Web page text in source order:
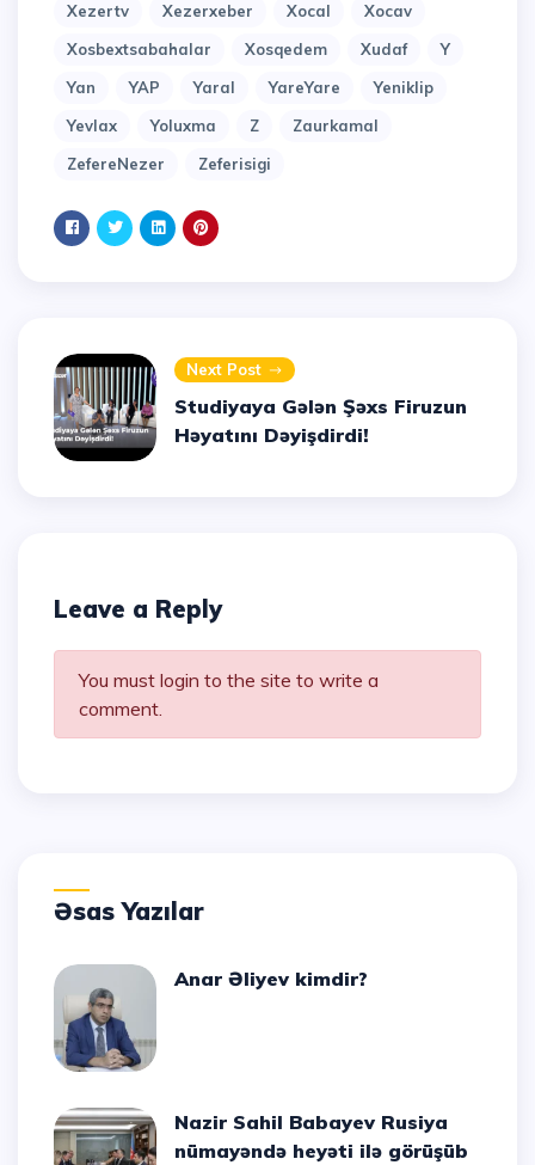
Xezertv
Xezerxeber Xocal
Xocav
Xosbextsabahalar
Xosqedem Xudaf
Y
Yan
YAP Yaral YareYare
Yeniklip
Yevlax
Yoluxma Z
Zaurkamal
ZefereNezer
Zeferisigi
Next Post
Studiyaya Gələn Şəxs Firuzun
Həyatını Dəyişdirdi!
Leave a Reply
You must login to the site to write a
comment.
Əsas Yazılar
Anar Əliyev kimdir?
Nazir Sahil Babayev Rusiya
nümayəndə heyəti ilə görüşüb